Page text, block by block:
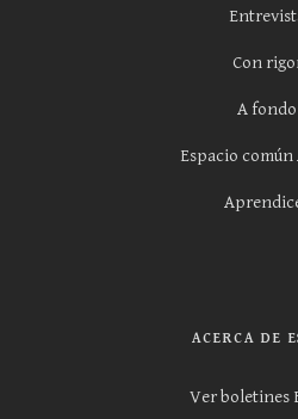
Con
A fondo
Espacio común
ACERCA DE
Ver boletines